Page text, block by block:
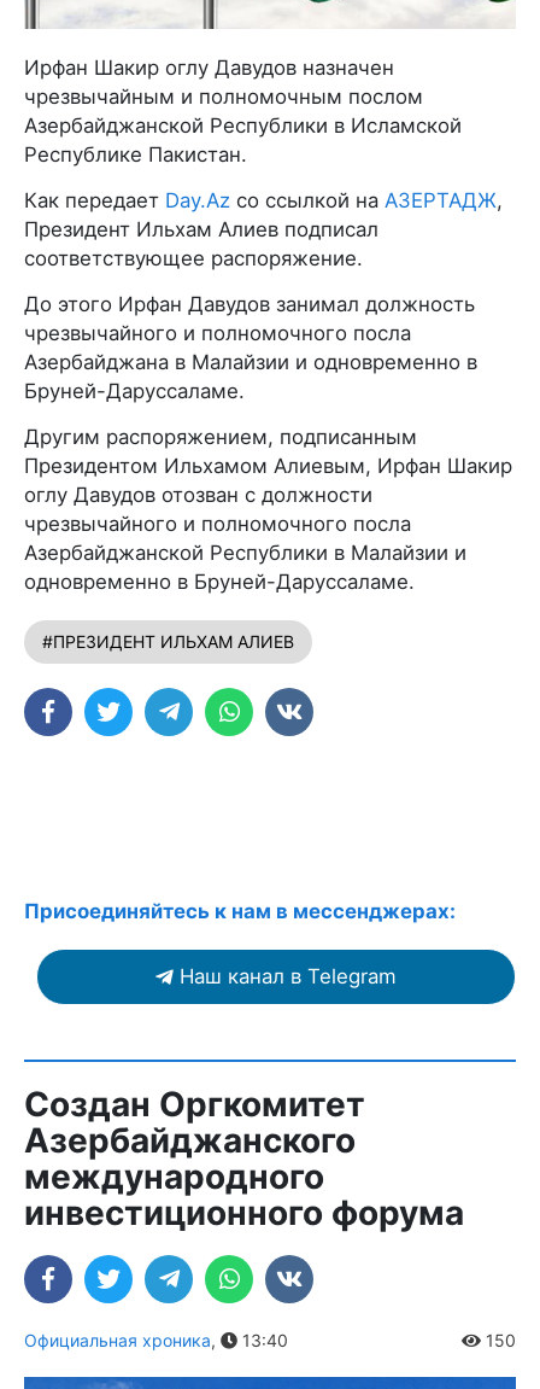
Ирфан Шакир оглу Давудов назначен
чрезвычайным и полномочным послом
Азербайджанской Республики в Исламской
Республике Пакистан.
Как передает Day.Az со ссылкой на АЗЕРТАДЖ,
Президент Ильхам Алиев подписал
соответствующее распоряжение.
До этого Ирфан Давудов занимал должность
чрезвычайного и полномочного посла
Азербайджана в Малайзии и одновременно в
Бруней-Даруссаламе.
Другим распоряжением, подписанным
Президентом Ильхамом Алиевым, Ирфан Шакир
оглу Давудов отозван с должности
чрезвычайного и полномочного посла
Азербайджанской Республики в Малайзии и
одновременно в Бруней-Даруссаламе.
#ПРЕЗИДЕНТ ИЛЬХАМ АЛИЕВ
Присоединяйтесь к нам в мессенджерах:
Наш канал в Telegram
Создан Оргкомитет
Азербайджанского
международного
инвестиционного форума
Официальная хроника, 13:40 150